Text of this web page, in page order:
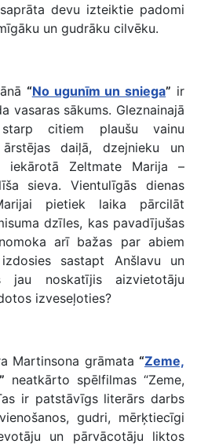
devu izteiktie padomi
un gudrāku cilvēku.
“No ugunīm un sniega” ir
vasaras sākums. Gleznainajā
starp citiem plaušu vainu
daiļā, dzejnieku un
iekārotā Zeltmate Marija –
sieva. Vientulīgās dienas
pietiek laika pārcilāt
dzīles, kas pavadījušas
arī bažas par abiem
sastapt Anšlavu un
jau noskatījis aizvietotāju
izveseļoties?
grāmata “Zeme,
” neatkārto spēlfilmas “Zeme,
ir patstāvīgs literārs darbs
gudri, mērķtiecīgi
un pārvācotāju liktos